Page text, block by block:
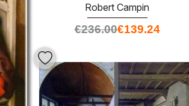
Robert Campin
€236.00€139.24